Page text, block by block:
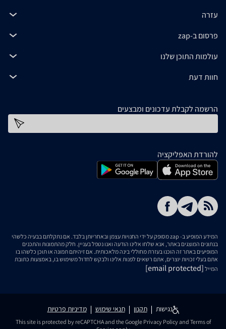
עזרה
פרסום ב-zap
עולמות התוכן שלנו
חוות דעת
הרשמה לקבלת עדכונים ומבצעים
להורדת האפליקציה
המידע המופיע ב- zap מסופק על ידי החנויות עצמן ובאחריותן בלבד. אם נתקלתם בבעיה כלשהי
בנתונים המוצגים באתר, אנא שלחו אלינו הודעה ואנו נטפל בעניין. חלק מהתמונות והתכנים
המופיעים באתר זה הוכנו בעזרת מחוללי בינה מלאכותית. אם זיהיתם תמונה או תוכן כלשהו בו
אתם בעלי זכויות יוצרים, אתם רשאים לפנות אלינו ולבקש לחדול משימוש בו, באמצעות כתובת
המייל [email protected]
נגישות תקנון תנאי שימוש מדיניות פרטיות
This site is protected by reCAPTCHA and the Google Privacy Policyand Terms of